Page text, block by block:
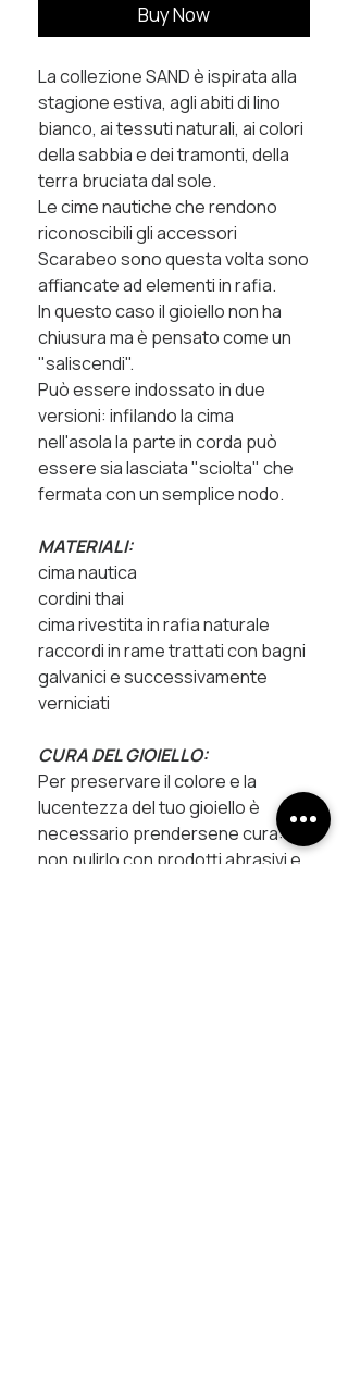
Buy Now
La collezione SAND è ispirata alla
stagione estiva, agli abiti di lino
bianco, ai tessuti naturali, ai colori
della sabbia e dei tramonti, della
terra bruciata dal sole.
Le cime nautiche che rendono
riconoscibili gli accessori
Scarabeo sono questa volta sono
affiancate ad elementi in rafia.
In questo caso il gioiello non ha
chiusura ma è pensato come un
"saliscendi".
Può essere indossato in due
versioni: infilando la cima
nell'asola la parte in corda può
essere sia lasciata "sciolta" che
fermata con un semplice nodo.
MATERIALI:
cima nautica
cordini thai
cima rivestita in rafia naturale
raccordi in rame trattati con bagni
galvanici e successivamente
verniciati
CURA DEL GIOIELLO:
Per preservare il colore e la
lucentezza del tuo gioiello è
necessario prendersene cura:
non pulirlo con prodotti abrasivi e